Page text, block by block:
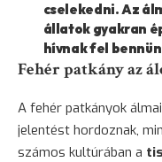
cselekedni. Az
állatok gyakran
hívnak fel
Fehér patkány az
A fehér patkányok
jelentést hordoznak,
számos kultúrában a